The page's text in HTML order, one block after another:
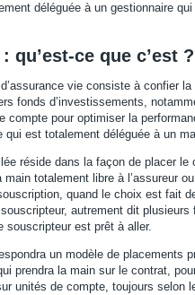
déléguée à un gestionnaire
qu’est-ce que c’est ?
vie consiste à confier
fonds d’investissements,
compte pour optimiser la
qui est totalement déléguée à un
réside dans la façon de placer le
totalement libre à l’assureur
quand le choix est fait
autrement dit
souscripteur est prêt à aller.
un modèle de placements
prendra la main sur le contrat,
unités de compte, toujours selon